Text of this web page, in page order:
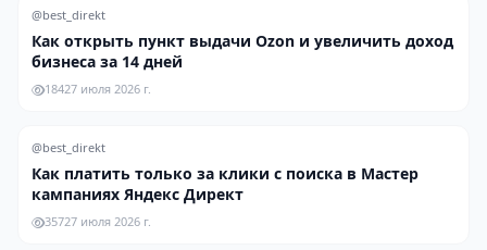
@best_direkt
Как открыть пункт выдачи Ozon и увеличить доход
бизнеса за 14 дней
18427 июля 2026 г.
@best_direkt
Как платить только за клики с поиска в Мастер
кампаниях Яндекс Директ
35727 июля 2026 г.